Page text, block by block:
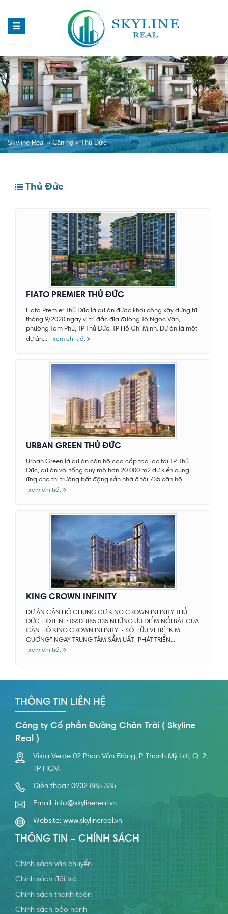
Skyline Real »Căn hộ»Thủ Đức
Thủ Đức
FIATO PREMIER THỦ ĐỨC
Fiato Premier Thủ Đức là dự án được khởi công xây dựng từ
tháng 9/2020 ngay vị trí đắc địa đường Tô Ngọc Vân,
phường Tam Phú, TP Thủ Đức, TP Hồ Chí Minh. Dự án là một
dự án...
xem chi tiết
URBAN GREEN THỦ ĐỨC
Urban Green là dự án căn hộ cao cấp tọa lạc tại TP. Thủ
Đức, dự án với tổng quy mô hơn 20.000 m2 dự kiến cung
ứng cho thị trường bất động sản nhà ở tới 735 căn hộ....
xem chi tiết
KING CROWN INFINITY
DỰ ÁN CĂN HỘ CHUNG CƯ KING CROWN INFINITY THỦ
ĐỨC HOTLINE: 0932 885 335 NHỮNG ƯU ĐIỂM NỔI BẬT CỦA
CĂN HỘ KING CROWN INFINITY • SỞ HỮU VỊ TRÍ “KIM
CƯƠNG” NGAY TRUNG TÂM SẦM UẤT, PHÁT TRIỂN...
xem chi tiết
THÔNG TIN LIÊN HỆ
Công ty Cổ phần Đường Chân Trời ( Skyline
Real )
Vista Verde 02 Phan Văn Đáng, P. Thạnh Mỹ Lợi, Q. 2,
TP HCM
Điện thoại: 0932 885 335
Email: info@skylinereal.vn
Website: www.skylinereal.vn
THÔNG TIN – CHÍNH SÁCH
Chính sách vận chuyển
Chính sách đổi trả
Chính sách thanh toán
Chính sách bảo hành